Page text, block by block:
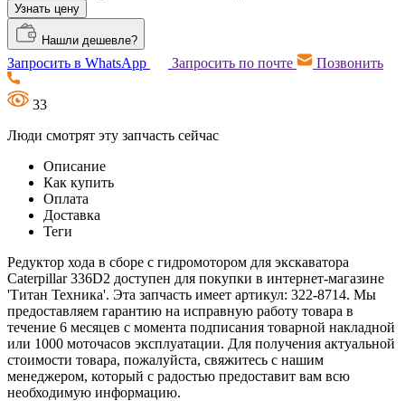
Узнать цену
Нашли дешевле?
Запросить в WhatsApp Запросить по почте Позвонить
33
Люди смотрят эту запчасть сейчас
Описание
Как купить
Оплата
Доставка
Теги
Редуктор хода в сборе с гидромотором для экскаватора
Caterpillar 336D2 доступен для покупки в интернет-магазине
'Титан Техника'. Эта запчасть имеет артикул: 322-8714. Мы
предоставляем гарантию на исправную работу товара в
течение 6 месяцев с момента подписания товарной накладной
или 1000 моточасов эксплуатации. Для получения актуальной
стоимости товара, пожалуйста, свяжитесь с нашим
менеджером, который с радостью предоставит вам всю
необходимую информацию.